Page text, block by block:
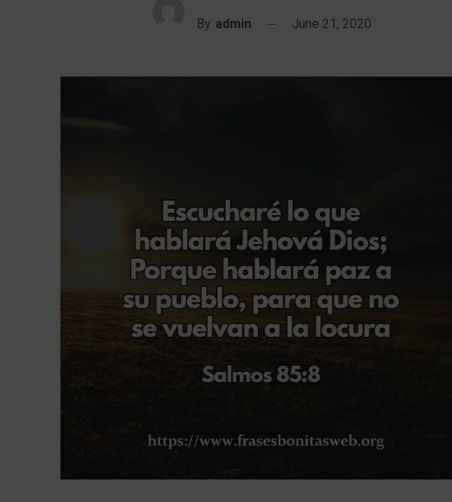
By admin June 21, 2020